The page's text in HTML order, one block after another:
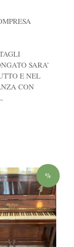
SARA’
E NEL
CON
%